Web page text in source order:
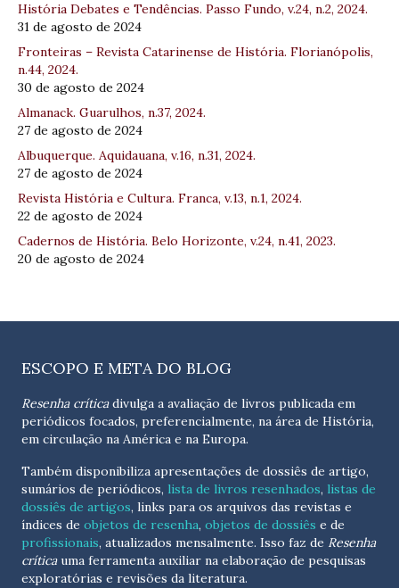
História Debates e Tendências. Passo Fundo, v.24, n.2, 2024.
31 de agosto de 2024
Fronteiras – Revista Catarinense de História. Florianópolis,
n.44, 2024.
30 de agosto de 2024
Almanack. Guarulhos, n.37, 2024.
27 de agosto de 2024
Albuquerque. Aquidauana, v.16, n.31, 2024.
27 de agosto de 2024
Revista História e Cultura. Franca, v.13, n.1, 2024.
22 de agosto de 2024
Cadernos de História. Belo Horizonte, v.24, n.41, 2023.
20 de agosto de 2024
ESCOPO E META DO BLOG
Resenha críticadivulga a avaliação de livros publicada em
periódicos focados, preferencialmente, na área de História,
em circulação na América e na Europa.
Também disponibiliza apresentações de dossiês de artigo,
sumários de periódicos, lista de livros resenhados, listas de
dossiês de artigos, links para os arquivos das revistas e
índices de objetos de resenha, objetos de dossiês e de
profissionais, atualizados mensalmente. Isso faz de Resenha
críticauma ferramenta auxiliar na elaboração de pesquisas
exploratórias e revisões da literatura.